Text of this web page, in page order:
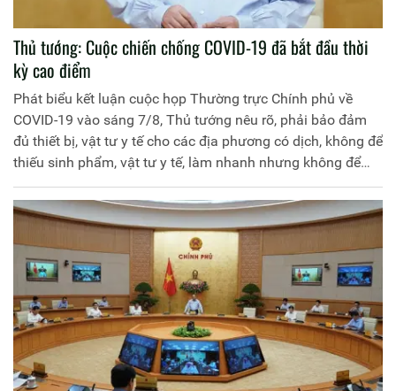
Thủ tướng: Cuộc chiến chống COVID-19 đã bắt đầu thời
kỳ cao điểm
Phát biểu kết luận cuộc họp Thường trực Chính phủ về
COVID-19 vào sáng 7/8, Thủ tướng nêu rõ, phải bảo đảm
đủ thiết bị, vật tư y tế cho các địa phương có dịch, không để
thiếu sinh phẩm, vật tư y tế, làm nhanh nhưng không để
xảy ra tham nhũng. Không lấy lý do vì cơ chế mà để chậm,
“không được nói là vì tôi thiếu tiền, thiếu tiền thì phải xuất
ngân sách dự phòng hoặc báo cáo gấp Trung ương để xử
lý vấn đề này”.